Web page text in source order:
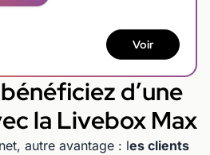
Voir
d’une
la Livebox Max
autre avantage : les clients